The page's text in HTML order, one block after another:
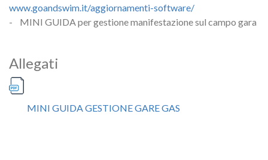
www.goandswim.it/aggiornamenti-software/
- MINI GUIDA per gestione manifestazione sul campo gara
Allegati
MINI GUIDA GESTIONE GARE GAS